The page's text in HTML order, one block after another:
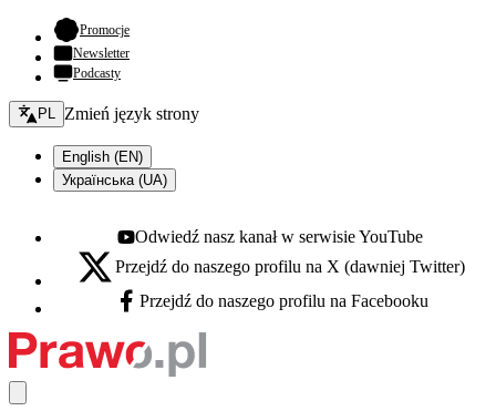
Promocje- otwiera się w nowej karcie
Newsletter
Podcasty
Zmień język - bieżący:
PL Zmień język strony
English (EN)
Українська (UA)
Youtube - otwiera się w nowej karcie
Odwiedź nasz kanał w serwisie YouTube
X - otwiera się w nowej karcie
Przejdź do naszego profilu na X (dawniej Twitter)
Facebook - otwiera się w nowej karcie
Przejdź do naszego profilu na Facebooku